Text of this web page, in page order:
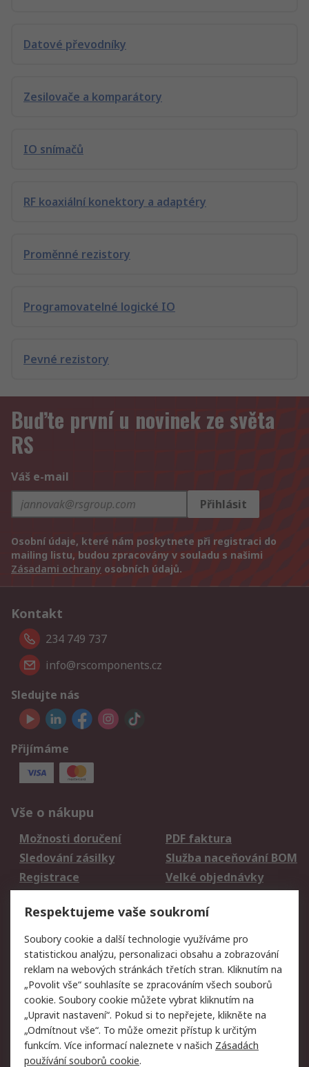
Datové převodníky
Zesilovače a komparátory
IO snímačů
RF koaxiální konektory a adaptéry
Proměnné rezistory
Programovatelné logické IO
Pevné rezistory
Buďte první u novinek ze světa
RS
Váš e-mail
Přihlásit
Osobní údaje, které nám poskytnete při registraci do
mailing listu, budou zpracovány v souladu s našimi
Zásadami ochrany osobních údajů.
Kontakt
234 749 737
info@rscomponents.cz
Sledujte nás
Přijímáme
Vše o nákupu
Možnosti doručení
PDF faktura
Sledování zásilky
Služba naceňování BOM
Registrace
Velké objednávky
Právní
Autorská práva
Obchodní podmínky
společnosti RS
Prohlášení o ochraně
údajů
Zabezpečení
elektronické pošty
Zásady pro soubory
cookie
Zásady ochrany
osobních údajů
Respektujeme vaše soukromí
Soubory cookie a další technologie využíváme pro
statistickou analýzu, personalizaci obsahu a zobrazování
reklam na webových stránkách třetích stran. Kliknutím na
„Povolit vše“ souhlasíte se zpracováním všech souborů
cookie. Soubory cookie můžete vybrat kliknutím na
„Upravit nastavení“. Pokud si to nepřejete, klikněte na
„Odmítnout vše“. To může omezit přístup k určitým
funkcím. Více informací naleznete v našich Zásadách
používání souborů cookie.